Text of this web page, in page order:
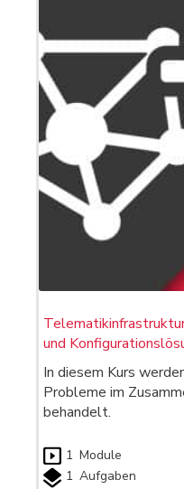
und
In diesem Kurs
Probleme im
behandelt.
1 Module
1 Aufgaben